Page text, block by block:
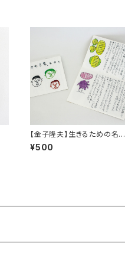
【金子隆夫】生きるための名言
集。その５
¥500